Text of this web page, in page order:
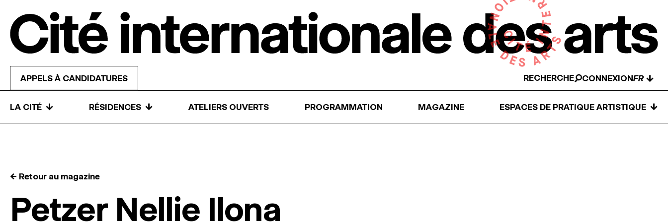
APPELS À CANDIDATURES RECHERCHE CONNEXION ↓
LA CITÉ ↓ RÉSIDENCES ↓ ATELIERS OUVERTS PROGRAMMATION MAGAZINE ESPACES DE PRATIQUE ARTISTIQUE ↓
← Retour au magazine
Petzer Nellie Ilona